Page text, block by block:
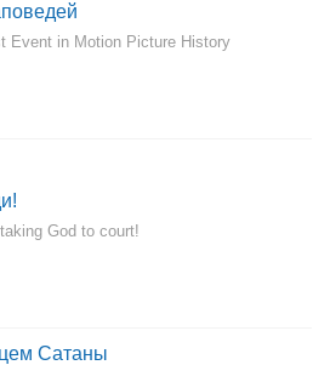
Event in Motion Picture History
God to court!
Сатаны